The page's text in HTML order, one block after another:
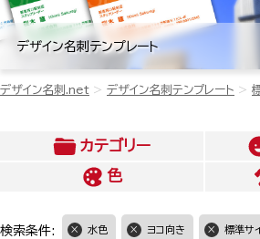
デザイン名刺テンプレート
デザイン名刺.net デザイン名刺テンプレート
カテゴリー
色
検索条件: 水色 ヨコ向き 標準サ